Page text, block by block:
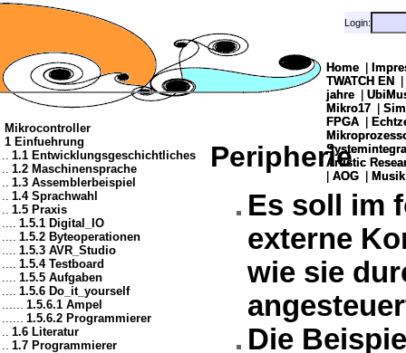
Home
TWATCH EN
jahre
Mikro17
FPGA
Artistic
AOG Musik
Login:
Mikrocontroller
1 Einfuehrung
.. 1.1 Entwicklungsgeschichtliches
.. 1.2 Maschinensprache
.. 1.3 Assemblerbeispiel
.. 1.4 Sprachwahl
.. 1.5 Praxis
.... 1.5.1 Digital_IO
.... 1.5.2 Byteoperationen
.... 1.5.3 AVR_Studio
.... 1.5.4 Testboard
.... 1.5.5 Aufgaben
.... 1.5.6 Do_it_yourself
...... 1.5.6.1 Ampel
...... 1.5.6.2 Programmierer
.. 1.6 Literatur
.. 1.7 Programmierer
Home
TWATCH EN
jahre
Mikro17
FPGA
Artistic
AOG Musik
Login:
Peripherie
Es soll im
externe
wie sie
Die